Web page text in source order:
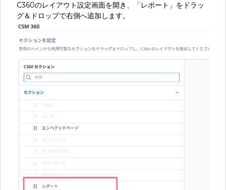
C360のレイアウト設定画面を開き、「レポート」をドラッ
グ＆ドロップで右側へ追加します。